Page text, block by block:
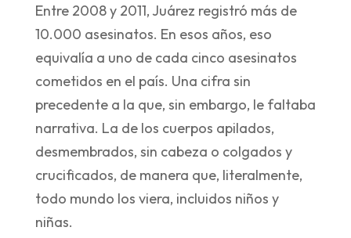
Entre 2008 y 2011, Juárez registró más de
10.000 asesinatos. En esos años, eso
equivalía a uno de cada cinco asesinatos
cometidos en el país. Una cifra sin
precedente a la que, sin embargo, le faltaba
narrativa. La de los cuerpos apilados,
desmembrados, sin cabeza o colgados y
crucificados, de manera que, literalmente,
todo mundo los viera, incluidos niños y
niñas.